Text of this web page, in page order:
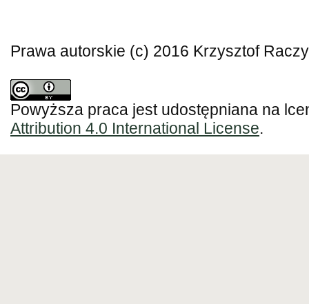
Prawa autorskie (c) 2016 Krzysztof
Powyższa praca jest udostępniana na
Attribution 4.0 International License.